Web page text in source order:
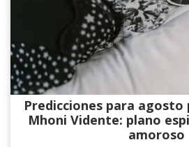
Predicciones para
Mhoni Vidente: plano
amoroso